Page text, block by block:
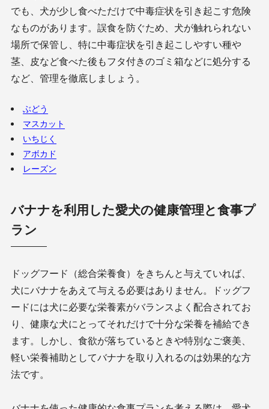
でも、犬が少し食べただけで中毒症状を引き起こす危険
なものがあります。誤食を防ぐため、犬が触れられない
場所で保管し、特に中毒症状を引き起こしやすい種や
茎、皮など食べた後もフタ付きのゴミ箱などに処分する
など、管理を徹底しましょう。
ぶどう
マスカット
いちじく
アボカド
レーズン
バナナを利用した愛犬の健康管理と食事プ
ラン
ドッグフード（総合栄養食）をきちんと与えていれば、
犬にバナナをあえて与える必要はありません。ドッグフ
ードには犬に必要な栄養素がバランスよく配合されてお
り、健康な犬にとってそれだけで十分な栄養を補給でき
ます。しかし、食欲が落ちているときや特別なご褒美、
軽い栄養補助としてバナナを取り入れるのは効果的な方
法です。